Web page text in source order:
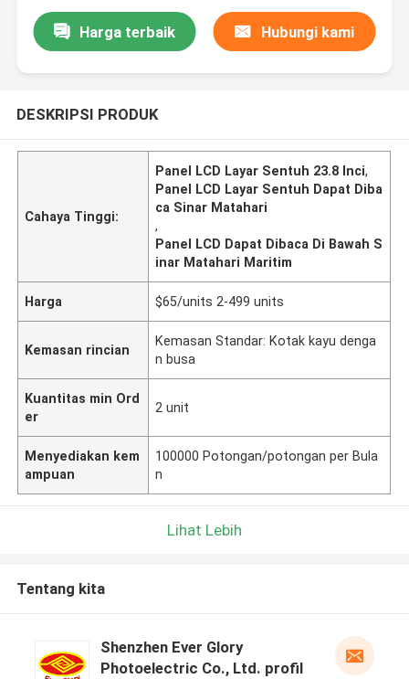
Harga terbaik Hubungi kami
DESKRIPSI PRODUK
Cahaya Tinggi:
Panel LCD Layar Sentuh 23.8 Inci,
Panel LCD Layar Sentuh Dapat Diba
ca Sinar Matahari
,
Panel LCD Dapat Dibaca Di Bawah S
inar Matahari Maritim
Harga $65/units 2-499 units
Kemasan rincian
Kemasan Standar: Kotak kayu denga
n busa
Kuantitas min Ord
er
2 unit
Menyediakan kem
ampuan
100000 Potongan/potongan per Bula
n
Lihat Lebih
Tentang kita
Shenzhen Ever Glory
Photoelectric Co., Ltd. profil